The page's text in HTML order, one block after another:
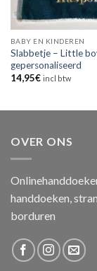
BABY EN KINDEREN
Slabbetje – Little
gepersonaliseerd
14,95€ incl btw
OVER ONS
handdoeken,
borduren